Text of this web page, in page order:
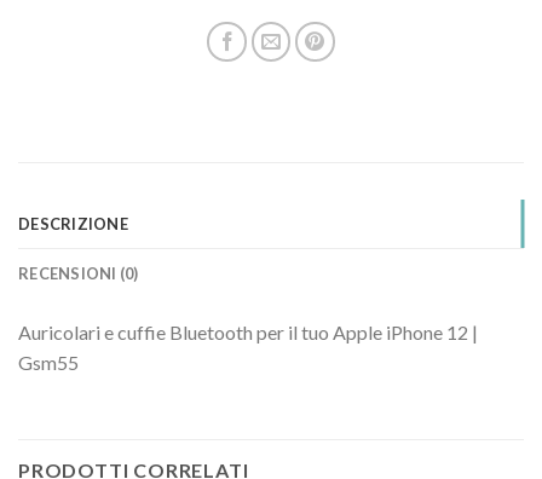
DESCRIZIONE
RECENSIONI (0)
Auricolari e cuffie Bluetooth per il tuo Apple iPhone 12 |
Gsm55
PRODOTTI CORRELATI